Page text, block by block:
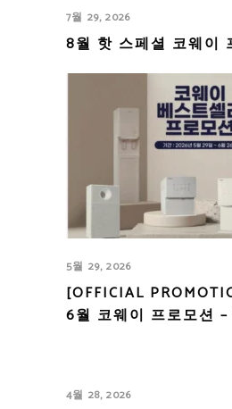
7월 29, 2026
8월 핫 스페셜 코웨이
5월 29, 2026
[OFFICIAL
6월 코웨이 프로모션
4월 28, 2026